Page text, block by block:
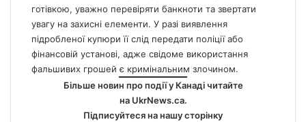
готівкою, уважно перевіряти банкноти та звертати
увагу на захисні елементи. У разі виявлення
підробленої купюри її слід передати поліції або
фінансовій установі, адже свідоме використання
фальшивих грошей є кримінальним злочином.
Більше новин про події у Канаді читайте
на UkrNews.ca.
Підписуйтеся на нашу сторінку